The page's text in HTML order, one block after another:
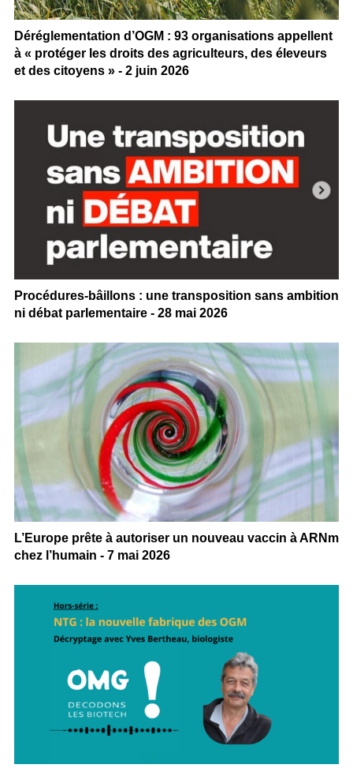
Déréglementation d’OGM : 93 organisations appellent
à « protéger les droits des agriculteurs, des éleveurs
et des citoyens » - 2 juin 2026
Procédures-bâillons : une transposition sans ambition
ni débat parlementaire - 28 mai 2026
L’Europe prête à autoriser un nouveau vaccin à ARNm
chez l’humain - 7 mai 2026